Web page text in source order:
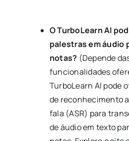
O TurboLearn AI
palestras em áudio
notas? (Depende
funcionalidades
TurboLearn AI pode
de reconhecimento
fala (ASR) para
de áudio em texto